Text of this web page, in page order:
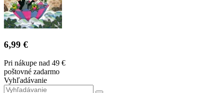
6,99 €
Pri nákupe nad 49 €
poštovné zadarmo
Vyhľadávanie